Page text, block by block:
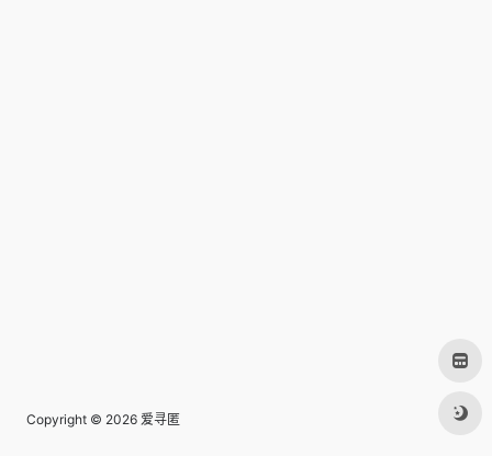
Copyright © 2026 爱寻匿